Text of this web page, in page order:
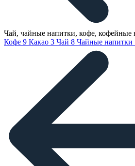
Чай, чайные напитки, кофе, кофейные
Кофе 9 Какао 3 Чай 8 Чайные напитки